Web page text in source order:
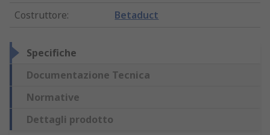
Costruttore: Betaduct
Specifiche
Documentazione Tecnica
Normative
Dettagli prodotto